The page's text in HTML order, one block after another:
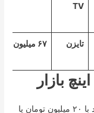
TV
تایزن ۶۷ میلیون تومان
ارزان‌ترین تلویزیون‌های ۶۵ اینچ بازار را می‌شود با ۲۰ میلیون تومان یا